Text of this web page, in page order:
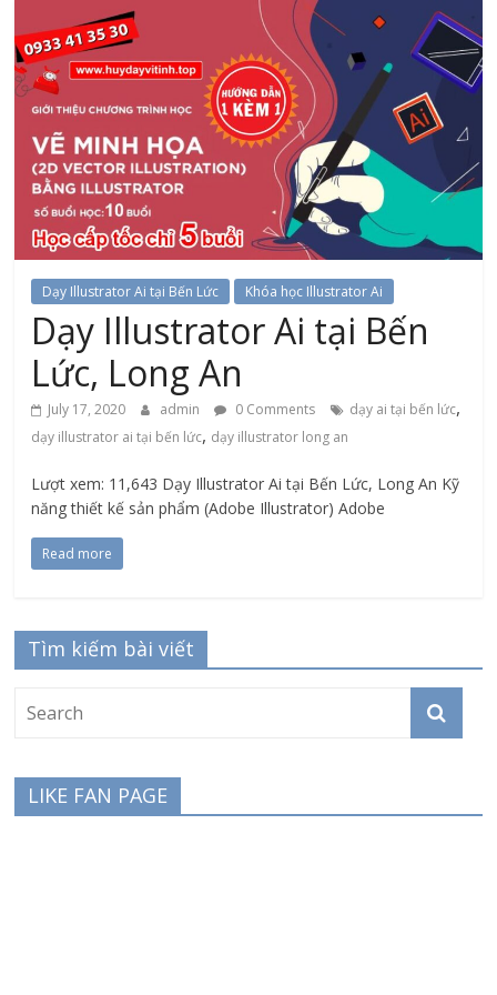
Dạy Illustrator Ai tại Bến Lức Khóa học Illustrator Ai
Dạy Illustrator Ai tại Bến
Lức, Long An
July 17, 2020 admin 0 Comments dạy ai tại bến lức,
dạy illustrator ai tại bến lức, dạy illustrator long an
Lượt xem: 11,643 Dạy Illustrator Ai tại Bến Lức, Long An Kỹ
năng thiết kế sản phẩm (Adobe Illustrator) Adobe
Read more
Tìm kiếm bài viết
LIKE FAN PAGE